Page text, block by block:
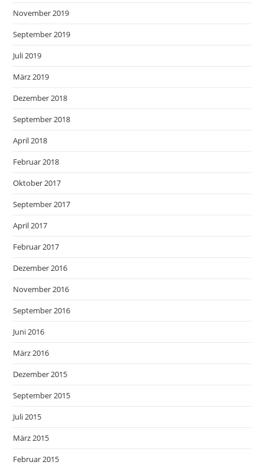
November 2019
September 2019
Juli 2019
März 2019
Dezember 2018
September 2018
April 2018
Februar 2018
Oktober 2017
September 2017
April 2017
Februar 2017
Dezember 2016
November 2016
September 2016
Juni 2016
März 2016
Dezember 2015
September 2015
Juli 2015
März 2015
Februar 2015